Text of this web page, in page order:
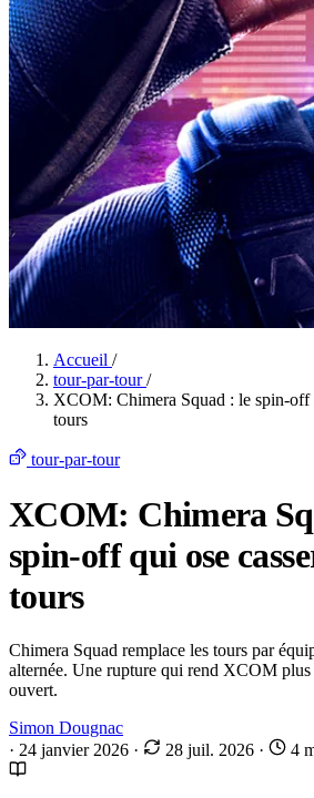
Accueil /
tour-par-tour/
XCOM: Chimera Squad : le spin-off
tours
tour-par-tour
XCOM: Chimera
spin-off qui ose
tours
Chimera Squad remplace les tours par
alternée. Une rupture qui rend XCOM plus
ouvert.
Simon Dougnac
· 24 janvier 2026 · 28 juil. 2026 · 4